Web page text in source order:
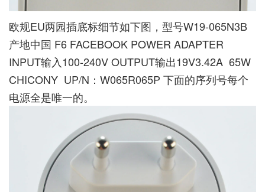
欧规EU两园插底标细节如下图，型号W19-065N3B
产地中国 F6 FACEBOOK POWER ADAPTER
INPUT输入100-240V OUTPUT输出19V3.42A 65W
CHICONY UP/N：W065R065P 下面的序列号每个
电源全是唯一的。